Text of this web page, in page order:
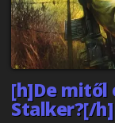
[h]De mitől
Stalker?[/h]